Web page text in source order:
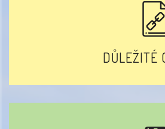
DŮLEŽITÉ